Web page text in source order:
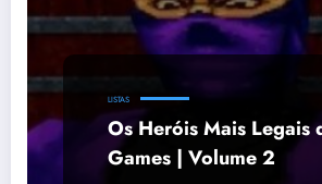
LISTAS
Os Heróis Mais Legais
Games | Volume 2